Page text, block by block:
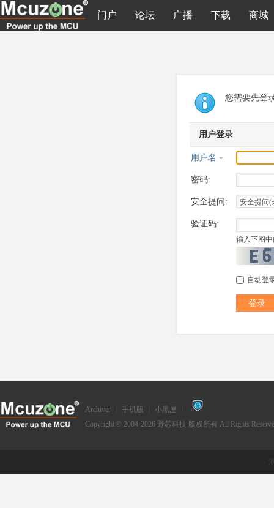
门户 论坛 广播 下载 商城
您需要先登
用户登录
用户名
密码:
安全提问:
验证码:
输入下图
自动登
登录
Archiver 手机版 小黑屋
Copyright © 2004-2026 野芯科技 版权所有 All Rights